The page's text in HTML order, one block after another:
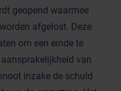
geopend waarmee
afgelost. Deze
om een einde te
van
inzake de schuld